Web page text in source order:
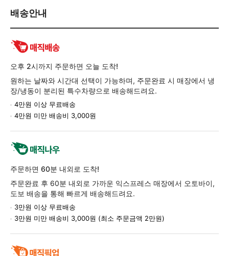
배
환/
품
보
배송안내
오후 2시까지 주문하면 오늘 도착!
원하는 날짜와 시간대 선택이 가능하며, 주문완료 시 매장에서 냉
장/냉동이 분리된 특수차량으로 배송해드려요.
4만원 이상 무료배송
4만원 미만 배송비 3,000원
주문하면 60분 내외로 도착!
주문완료 후 60분 내외로 가까운 익스프레스 매장에서 오토바이,
도보 배송을 통해 빠르게 배송해드려요.
3만원 이상 무료배송
3만원 미만 배송비 3,000원 (최소 주문금액 2만원)